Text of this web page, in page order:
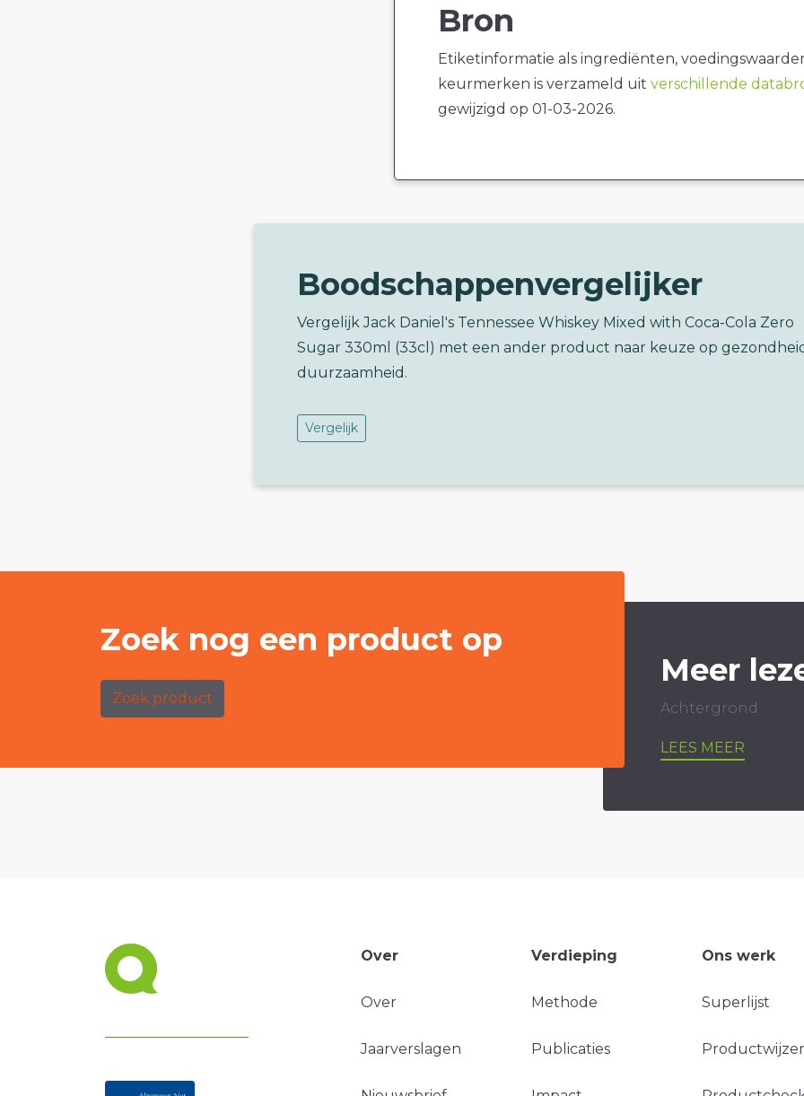
Bron
Etiketinformatie als ingrediënten,
keurmerken is verzameld uit verschillende
gewijzigd op 01-03-2026.
Boodschappenvergelijker
Vergelijk Jack Daniel's Tennessee Whiskey Mixed with Coca-Cola Zero
Sugar 330ml (33cl) met een ander product naar keuze op
duurzaamheid.
Vergelijk
Zoek nog een product op
Zoek product
Meer
Achtergrond
LEES MEER
Over
Over
Jaarverslagen
Verdieping
Methode
Publicaties
Ons werk
Superlijst